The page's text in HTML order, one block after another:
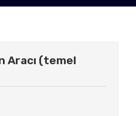
Aracı (temel